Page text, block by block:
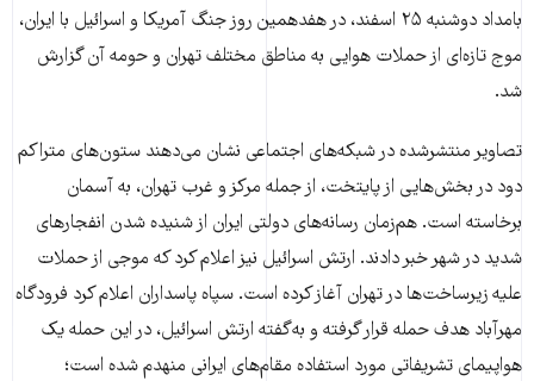
بامداد دوشنبه ۲۵ اسفند، در هفدهمین روز جنگ آمریکا و اسرائیل با ایران،
موج تازه‌ای از حملات هوایی به مناطق مختلف تهران و حومه آن گزارش
شد.
تصاویر منتشرشده در شبکه‌های اجتماعی نشان می‌دهند ستون‌های متراکم
دود در بخش‌هایی از پایتخت، از جمله مرکز و غرب تهران، به آسمان
برخاسته است. هم‌زمان رسانه‌های دولتی ایران از شنیده شدن انفجارهای
شدید در شهر خبر دادند. ارتش اسرائیل نیز اعلام کرد که موجی از حملات
علیه زیرساخت‌ها در تهران آغاز کرده است. سپاه پاسداران اعلام کرد فرودگاه
مهرآباد هدف حمله قرار گرفته و به‌گفته ارتش اسرائیل، در این حمله یک
هواپیمای تشریفاتی مورد استفاده مقام‌های ایرانی منهدم شده است؛